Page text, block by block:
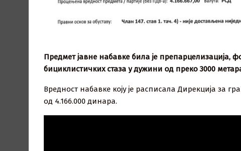
Предмет јавне набавке била је
бициклистичких стаза у дужини од преко 3000
Вредност набавке коју је расписала Дирекција за
од 4.166.000 динара.